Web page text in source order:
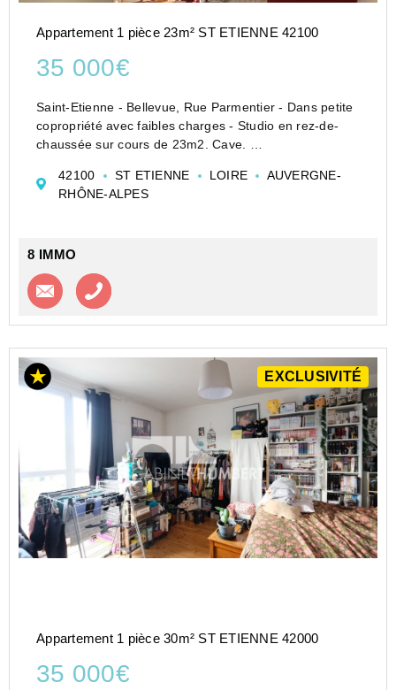
Appartement 1 pièce 23m² ST ETIENNE 42100
35 000€
Saint-Etienne - Bellevue, Rue Parmentier - Dans petite
copropriété avec faibles charges - Studio en rez-de-
chaussée sur cours de 23m2. Cave.
0477290592 - www.8immo.fr
Les informations sur les risques au...
42100 ST ETIENNE LOIRE
AUVERGNE-
RHÔNE-ALPES
8 IMMO
Contacter l'agence
EXCLUSIVITÉ
Appartement 1 pièce 30m² ST ETIENNE 42000
35 000€